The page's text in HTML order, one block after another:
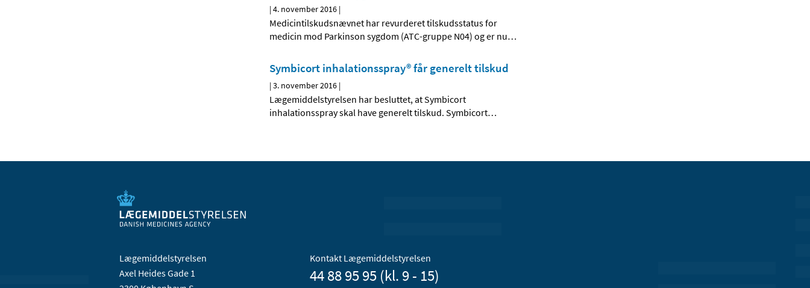
|4. november 2016 |
Medicintilskudsnævnet har revurderet tilskudsstatus for
medicin mod Parkinson sygdom (ATC-gruppe N04) og er nu…
Symbicort inhalationsspray® får generelt tilskud
|3. november 2016 |
Lægemiddelstyrelsen har besluttet, at Symbicort
inhalationsspray skal have generelt tilskud. Symbicort…
Lægemiddelstyrelsen
Axel Heides Gade 1
Kontakt Lægemiddelstyrelsen
44 88 95 95 (kl. 9 - 15)